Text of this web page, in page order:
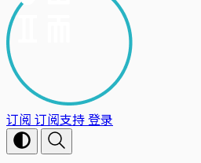
订阅 订阅支持登录